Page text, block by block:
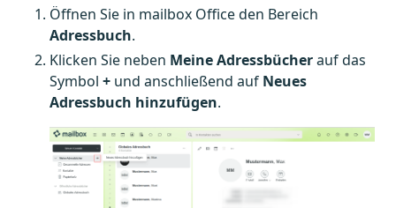
Öffnen Sie in mailbox Office den Bereich
Adressbuch.
Klicken Sie neben Meine Adressbücherauf das
Symbol + und anschließend auf Neues
Adressbuch hinzufügen.